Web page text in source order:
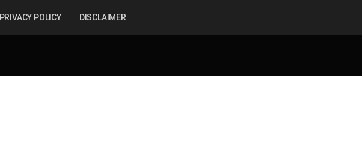
PRIVACY POLICY DISCLAIMER